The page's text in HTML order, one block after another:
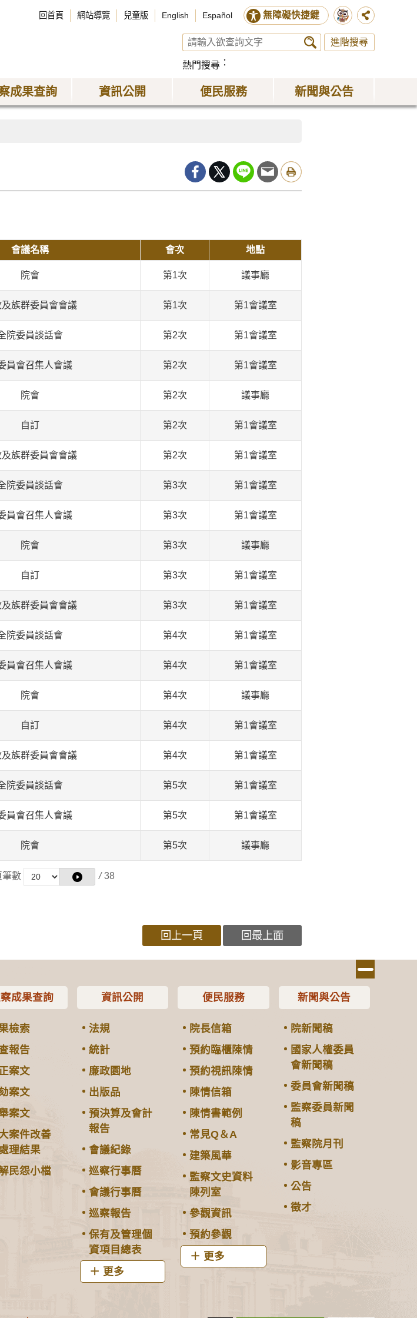
回首頁 網站導覽 兒童版 English Español 無障礙快捷鍵
進階搜尋
熱門搜尋
成果查詢 資訊公開 便民服務 新聞與公告
會議名稱 會次 地點
院會 第1次 議事廳
及族群委員會會議 第1次 第1會議室
院委員談話會 第2次 第1會議室
員會召集人會議 第2次 第1會議室
院會 第2次 議事廳
自訂 第2次 第1會議室
及族群委員會會議 第2次 第1會議室
院委員談話會 第3次 第1會議室
員會召集人會議 第3次 第1會議室
院會 第3次 議事廳
自訂 第3次 第1會議室
及族群委員會會議 第3次 第1會議室
院委員談話會 第4次 第1會議室
員會召集人會議 第4次 第1會議室
院會 第4次 議事廳
自訂 第4次 第1會議室
及族群委員會會議 第4次 第1會議室
院委員談話會 第5次 第1會議室
員會召集人會議 第5次 第1會議室
院會 第5次 議事廳
筆數 / 38
回上一頁 回最上面
成果查詢
檢索
報告
案文
案文
案文
案件改善
理結果
民怨小檔
資訊公開
法規
統計
廉政園地
出版品
預決算及會計
報告
會議紀錄
巡察行事曆
會議行事曆
巡察報告
保有及管理個
資項目總表
更多
便民服務
院長信箱
預約臨櫃陳情
預約視訊陳情
陳情信箱
陳情書範例
常見Q＆A
建築風華
監察文史資料
陳列室
參觀資訊
預約參觀
更多
新聞與公告
院新聞稿
國家人權委員
會新聞稿
委員會新聞稿
監察委員新聞
稿
監察院月刊
影音專區
公告
徵才